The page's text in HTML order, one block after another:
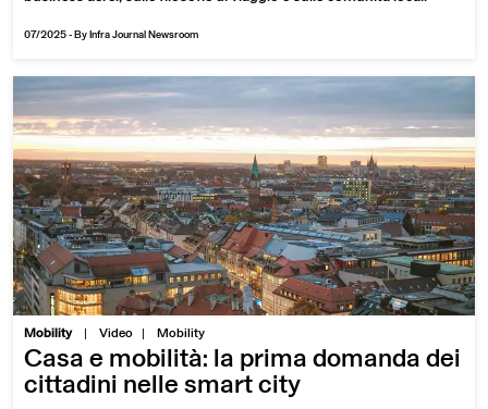
07/2025 - By Infra Journal Newsroom
Mobility | Video Mobility
Casa e mobilità: la prima domanda dei
cittadini nelle smart city